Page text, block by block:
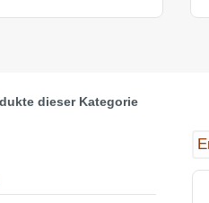
dieser Kategorie